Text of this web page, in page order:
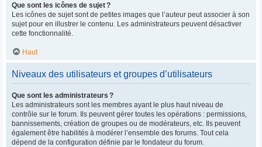
Que sont les icônes de sujet ?
Les icônes de sujet sont de petites images que l’auteur peut associer à son
sujet pour en illustrer le contenu. Les administrateurs peuvent désactiver
cette fonctionnalité.
Haut
Niveaux des utilisateurs et groupes d’utilisateurs
Que sont les administrateurs ?
Les administrateurs sont les membres ayant le plus haut niveau de
contrôle sur le forum. Ils peuvent gérer toutes les opérations : permissions,
bannissements, création de groupes ou de modérateurs, etc. Ils peuvent
également être habilités à modérer l’ensemble des forums. Tout cela
dépend de la configuration définie par le fondateur du forum.